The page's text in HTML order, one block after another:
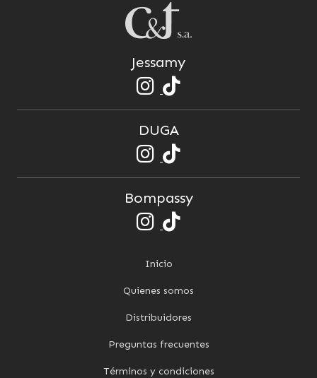
Jessamy
DUGA
Bompassy
Inicio
Quienes somos
Distribuidores
Preguntas frecuentes
Términos y condiciones